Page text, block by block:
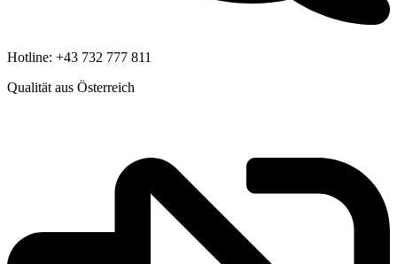
Hotline: +43 732 777 811
Qualität aus Österreich